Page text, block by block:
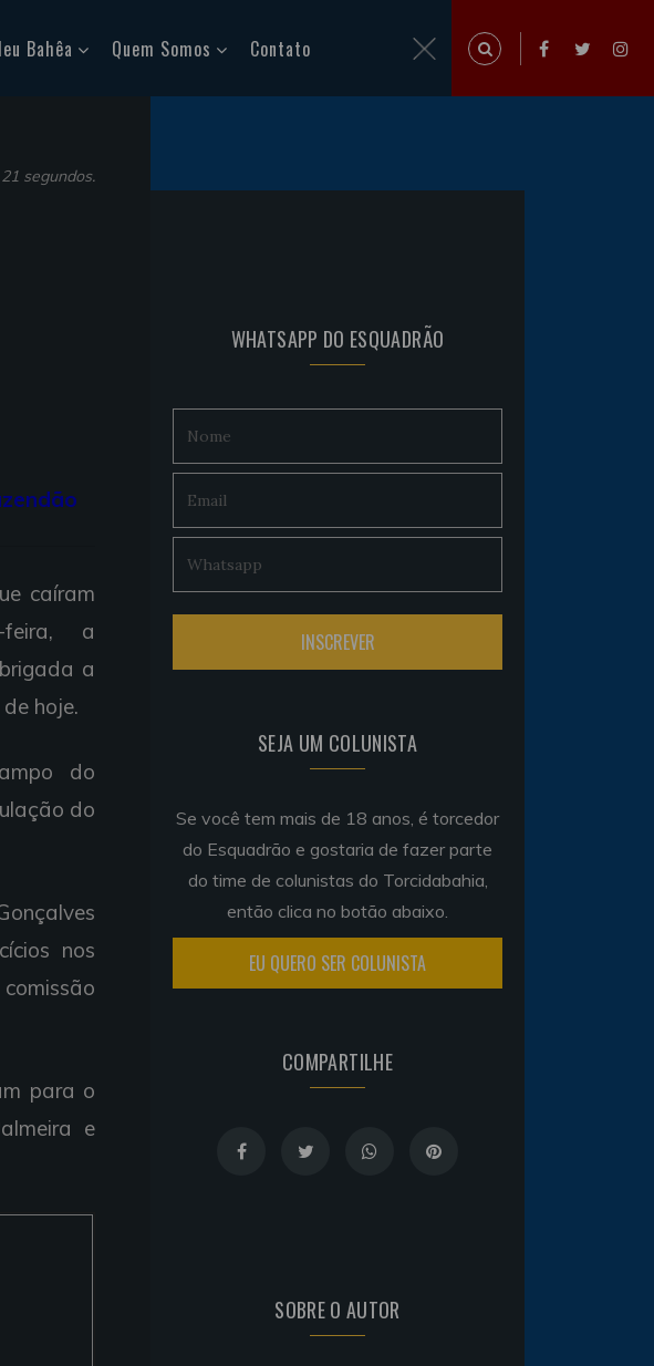
Bahêa Quem Somos Contato
segundos.
caíram
feira, a
a
hoje.
do
do
nos
para o
e
WHATSAPP DO ESQUADRÃO
SEJA UM COLUNISTA
Se você tem mais de 18 anos, é torcedor
do Esquadrão e gostaria de fazer parte
do time de colunistas do Torcidabahia,
então clica no botão abaixo.
EU QUERO SER COLUNISTA
COMPARTILHE
SOBRE O AUTOR